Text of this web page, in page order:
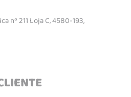
nº 211 Loja C, 4580-193,